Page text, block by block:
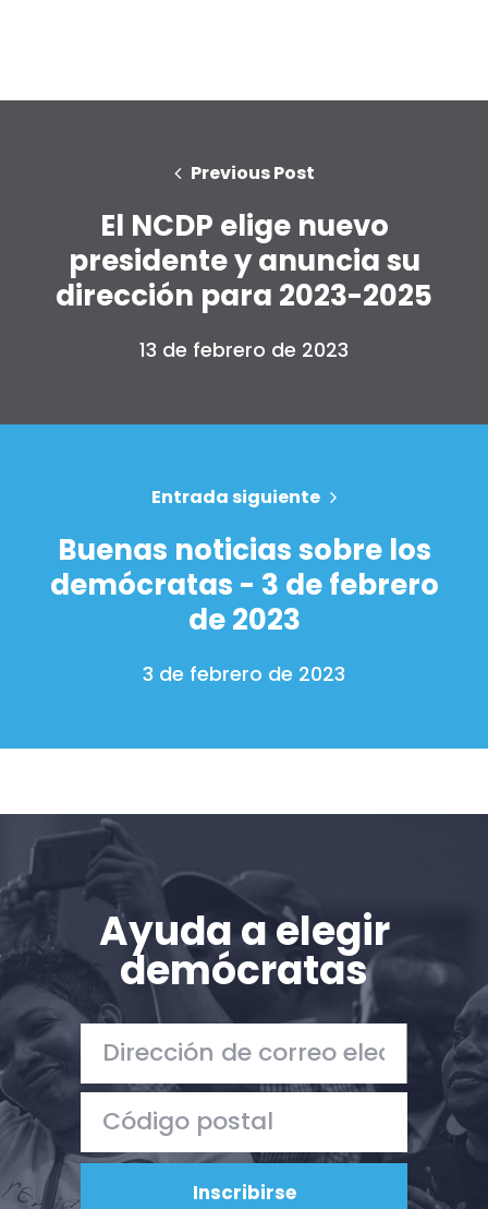
Inicio
Take Back the Courts
Vote
Previous Post
El NCDP elige nuevo
presidente y anuncia su
dirección para 2023-2025
13 de febrero de 2023
Entrada siguiente
Buenas noticias sobre los
demócratas - 3 de febrero
de 2023
3 de febrero de 2023
Ayuda a elegir
demócratas